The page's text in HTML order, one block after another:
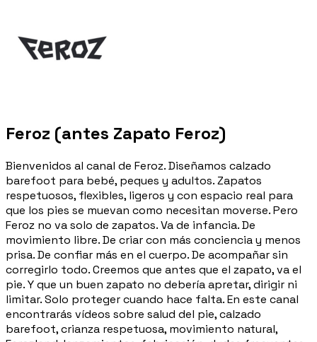
Feroz (antes Zapato Feroz)
Bienvenidos al canal de Feroz. Diseñamos calzado
barefoot para bebé, peques y adultos. Zapatos
respetuosos, flexibles, ligeros y con espacio real para
que los pies se muevan como necesitan moverse. Pero
Feroz no va solo de zapatos. Va de infancia. De
movimiento libre. De criar con más conciencia y menos
prisa. De confiar más en el cuerpo. De acompañar sin
corregirlo todo. Creemos que antes que el zapato, va el
pie. Y que un buen zapato no debería apretar, dirigir ni
limitar. Solo proteger cuando hace falta. En este canal
encontrarás vídeos sobre salud del pie, calzado
barefoot, crianza respetuosa, movimiento natural,